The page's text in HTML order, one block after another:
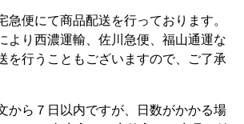
急便にて商品配送を行っております。
より西濃運輸、佐川急便、福山通運な
を行うこともございますので、ご了承
から７日以内ですが、日数がかかる場